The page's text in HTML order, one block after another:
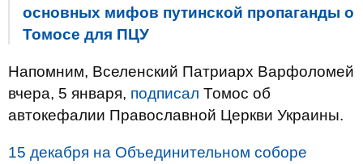
основных мифов путинской пропаганды о
Томосе для ПЦУ
Напомним, Вселенский Патриарх Варфоломей
вчера, 5 января, подписал Томос об
автокефалии Православной Церкви Украины.
15 декабря на Объединительном соборе